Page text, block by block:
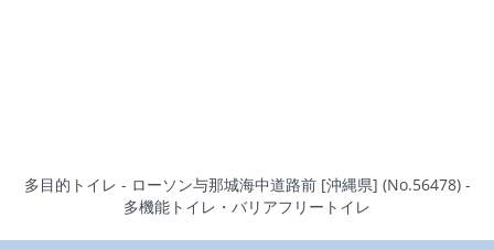
多目的トイレ - ローソン与那城海中道路前 [沖縄県] (No.56478) -
多機能トイレ・バリアフリートイレ